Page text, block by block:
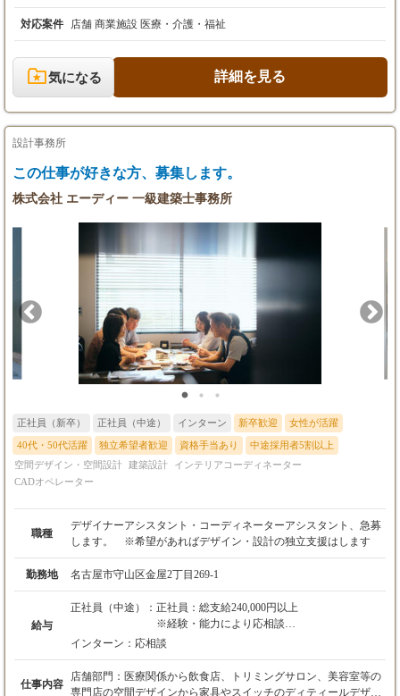
が、地方都市から海外米国・インドネシア・ベトナム・中国・韓
国と海外物件も多数手掛けています。 1.建築設計 2.業態コンサル
ティング・店舗のブランディング 3.店舗デザイン・設計 4.街づく
り・商業施設の企画開発 5.グラフィックデザイン 6.店舗の経営コ
ンサルタント
対応案件 店舗 商業施設 医療・介護・福祉
気になる 詳細を見る
設計事務所
この仕事が好きな方、募集します。
株式会社 エーディー 一級建築士事務所
正社員（新卒） 正社員（中途） インターン 新卒歓迎 女性が活躍
40代・50代活躍 独立希望者歓迎 資格手当あり
中途採用者5割以上
空間デザイン・空間設計 建築設計
インテリアコーディネーター
CADオペレーター
職種
デザイナーアシスタント・コーディネーターアシスタント、急募
します。 ※希望があればデザイン・設計の独立支援はします
勤務地 名古屋市守山区金屋2丁目269-1
給与
正社員（中途）： 正社員：総支給240,000円以上
※経験・能力により応相談
（研修期間：3ヶ月〜6ヶ月有り）
残業20H(1ヶ月)≒28,800円
総支給合計222,000円程度+交通費
インターン： 応相談
仕事内容
店舗部門：医療関係から飲食店、トリミングサロン、美容室等の
専門店の空間デザインから家具やスイッチのディティールデザイ